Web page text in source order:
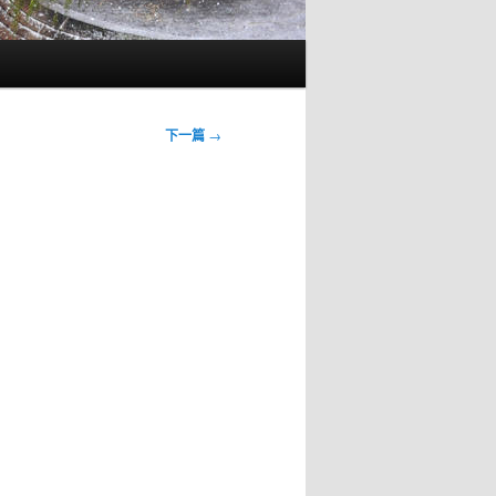
下一篇 →